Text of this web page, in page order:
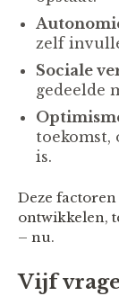
zelf
Sociale
gedeelde
toekomst,
is.
Deze factoren
ontwikkelen,
– nu.
Vijf